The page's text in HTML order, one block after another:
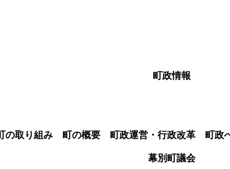
町政情報
の取り組み 町の概要 町政運営・行政改革 町政
幕別町議会